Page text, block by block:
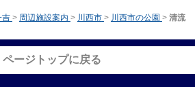
吉 > 周辺施設案内 > 川西市 > 川西市の公園 > 清流
ページトップに戻る